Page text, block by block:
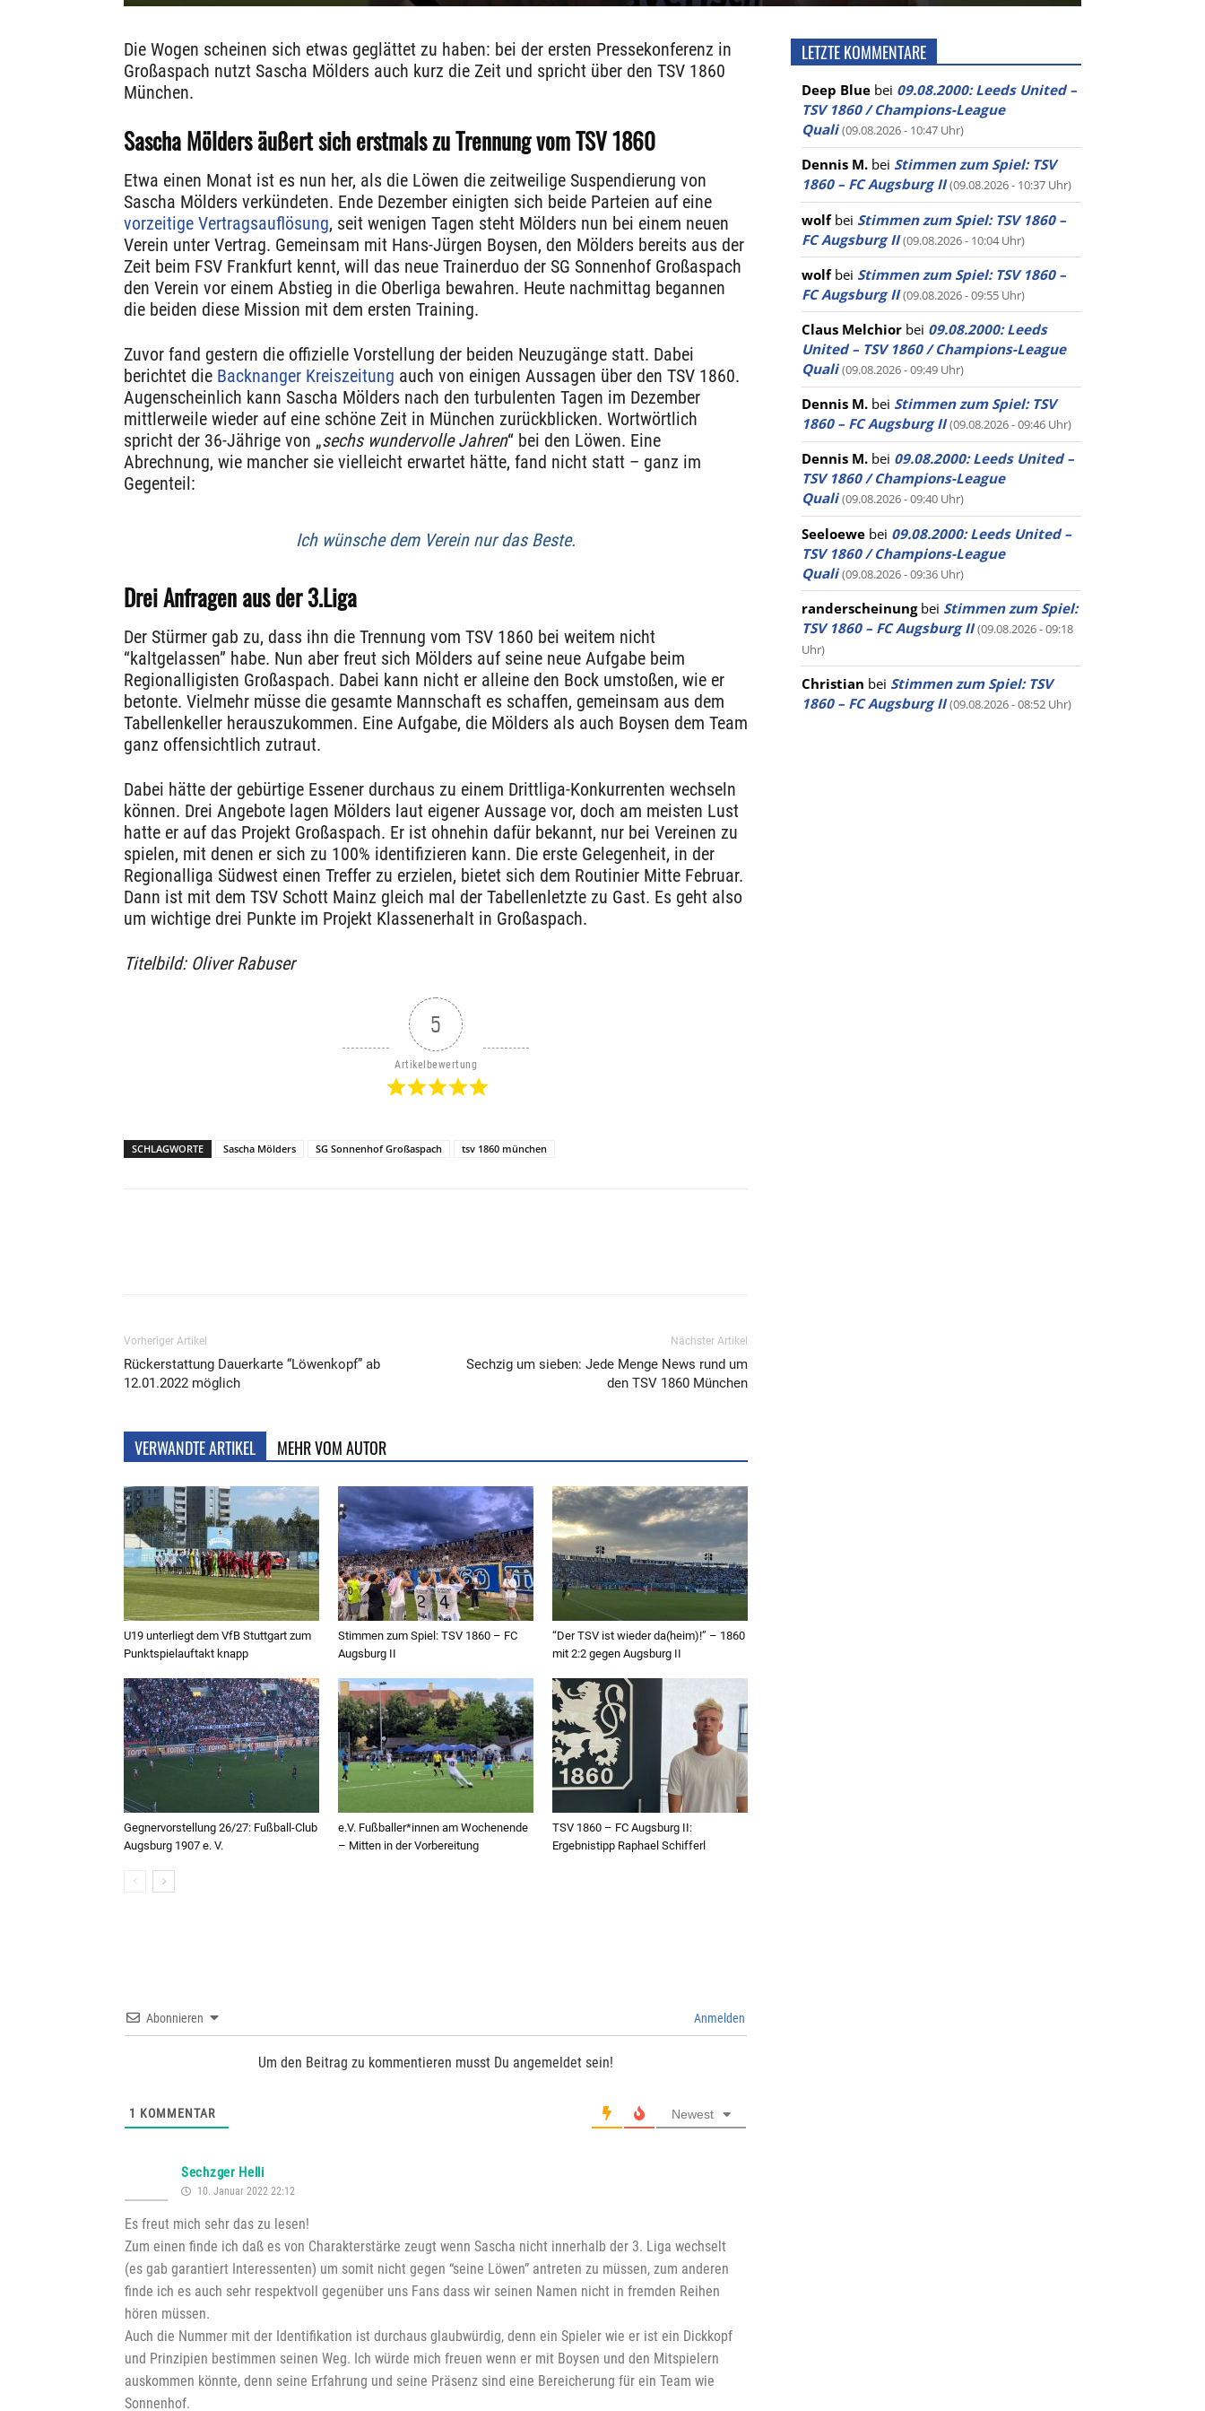
Die Wogen scheinen sich etwas geglättet zu haben: bei der ersten Pressekonferenz in
Großaspach nutzt Sascha Mölders auch kurz die Zeit und spricht über den TSV 1860
München.
Sascha Mölders äußert sich erstmals zu Trennung vom TSV 1860
Etwa einen Monat ist es nun her, als die Löwen die zeitweilige Suspendierung von
Sascha Mölders verkündeten. Ende Dezember einigten sich beide Parteien auf eine
vorzeitige Vertragsauflösung, seit wenigen Tagen steht Mölders nun bei einem neuen
Verein unter Vertrag. Gemeinsam mit Hans-Jürgen Boysen, den Mölders bereits aus der
Zeit beim FSV Frankfurt kennt, will das neue Trainerduo der SG Sonnenhof Großaspach
den Verein vor einem Abstieg in die Oberliga bewahren. Heute nachmittag begannen
die beiden diese Mission mit dem ersten Training.
Zuvor fand gestern die offizielle Vorstellung der beiden Neuzugänge statt. Dabei
berichtet die Backnanger Kreiszeitung auch von einigen Aussagen über den TSV 1860.
Augenscheinlich kann Sascha Mölders nach den turbulenten Tagen im Dezember
mittlerweile wieder auf eine schöne Zeit in München zurückblicken. Wortwörtlich
spricht der 36-Jährige von „sechs wundervolle Jahren“ bei den Löwen. Eine
Abrechnung, wie mancher sie vielleicht erwartet hätte, fand nicht statt – ganz im
Gegenteil:
Ich wünsche dem Verein nur das Beste.
Drei Anfragen aus der 3.Liga
Der Stürmer gab zu, dass ihn die Trennung vom TSV 1860 bei weitem nicht
“kaltgelassen” habe. Nun aber freut sich Mölders auf seine neue Aufgabe beim
Regionalligisten Großaspach. Dabei kann nicht er alleine den Bock umstoßen, wie er
betonte. Vielmehr müsse die gesamte Mannschaft es schaffen, gemeinsam aus dem
Tabellenkeller herauszukommen. Eine Aufgabe, die Mölders als auch Boysen dem Team
ganz offensichtlich zutraut.
Dabei hätte der gebürtige Essener durchaus zu einem Drittliga-Konkurrenten wechseln
können. Drei Angebote lagen Mölders laut eigener Aussage vor, doch am meisten Lust
hatte er auf das Projekt Großaspach. Er ist ohnehin dafür bekannt, nur bei Vereinen zu
spielen, mit denen er sich zu 100% identifizieren kann. Die erste Gelegenheit, in der
Regionalliga Südwest einen Treffer zu erzielen, bietet sich dem Routinier Mitte Februar.
Dann ist mit dem TSV Schott Mainz gleich mal der Tabellenletzte zu Gast. Es geht also
um wichtige drei Punkte im Projekt Klassenerhalt in Großaspach.
Titelbild: Oliver Rabuser
5
Artikelbewertung
SCHLAGWORTE Sascha Mölders SG Sonnenhof Großaspach tsv 1860 münchen
Vorheriger Artikel
Rückerstattung Dauerkarte “Löwenkopf” ab
12.01.2022 möglich
Nächster Artikel
Sechzig um sieben: Jede Menge News rund um
den TSV 1860 München
VERWANDTE ARTIKEL MEHR VOM AUTOR
U19 unterliegt dem VfB Stuttgart zum
Punktspielauftakt knapp
Stimmen zum Spiel: TSV 1860 – FC
Augsburg II
“Der TSV ist wieder da(heim)!” – 1860
mit 2:2 gegen Augsburg II
Gegnervorstellung 26/27: Fußball-Club
Augsburg 1907 e. V.
e.V. Fußballer*innen am Wochenende
– Mitten in der Vorbereitung
TSV 1860 – FC Augsburg II:
Ergebnistipp Raphael Schifferl
Abonnieren Anmelden
Um den Beitrag zu kommentieren musst Du angemeldet sein!
1 KOMMENTAR Newest
Sechzger Helli
10. Januar 2022 22:12
Es freut mich sehr das zu lesen!
Zum einen finde ich daß es von Charakterstärke zeugt wenn Sascha nicht innerhalb der 3. Liga wechselt
(es gab garantiert Interessenten) um somit nicht gegen “seine Löwen” antreten zu müssen, zum anderen
finde ich es auch sehr respektvoll gegenüber uns Fans dass wir seinen Namen nicht in fremden Reihen
hören müssen.
Auch die Nummer mit der Identifikation ist durchaus glaubwürdig, denn ein Spieler wie er ist ein Dickkopf
und Prinzipien bestimmen seinen Weg. Ich würde mich freuen wenn er mit Boysen und den Mitspielern
auskommen könnte, denn seine Erfahrung und seine Präsenz sind eine Bereicherung für ein Team wie
Sonnenhof.
LETZTE KOMMENTARE
Deep Blue bei 09.08.2000: Leeds United –
TSV 1860 / Champions-League
Quali (09.08.2026 - 10:47 Uhr)
Dennis M. bei Stimmen zum Spiel: TSV
1860 – FC Augsburg II (09.08.2026 - 10:37 Uhr)
wolfbei Stimmen zum Spiel: TSV 1860 –
FC Augsburg II (09.08.2026 - 10:04 Uhr)
wolfbei Stimmen zum Spiel: TSV 1860 –
FC Augsburg II (09.08.2026 - 09:55 Uhr)
Claus Melchior bei 09.08.2000: Leeds
United – TSV 1860 / Champions-League
Quali (09.08.2026 - 09:49 Uhr)
Dennis M. bei Stimmen zum Spiel: TSV
1860 – FC Augsburg II (09.08.2026 - 09:46 Uhr)
Dennis M. bei 09.08.2000: Leeds United –
TSV 1860 / Champions-League
Quali (09.08.2026 - 09:40 Uhr)
Seeloewe bei 09.08.2000: Leeds United –
TSV 1860 / Champions-League
Quali (09.08.2026 - 09:36 Uhr)
randerscheinungbei Stimmen zum Spiel:
TSV 1860 – FC Augsburg II (09.08.2026 - 09:18
Uhr)
Christian bei Stimmen zum Spiel: TSV
1860 – FC Augsburg II (09.08.2026 - 08:52 Uhr)